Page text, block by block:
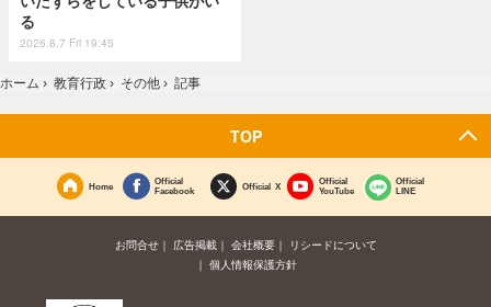
る
2026.8.7 Fri 19:45
ホーム › 教育行政 › その他 › 記事
TOP
Home
Official
Facebook
Official X
Official
YouTube
Official
LINE
お問合せ 広告掲載 会社概要
リシードについて
個人情報保護方針